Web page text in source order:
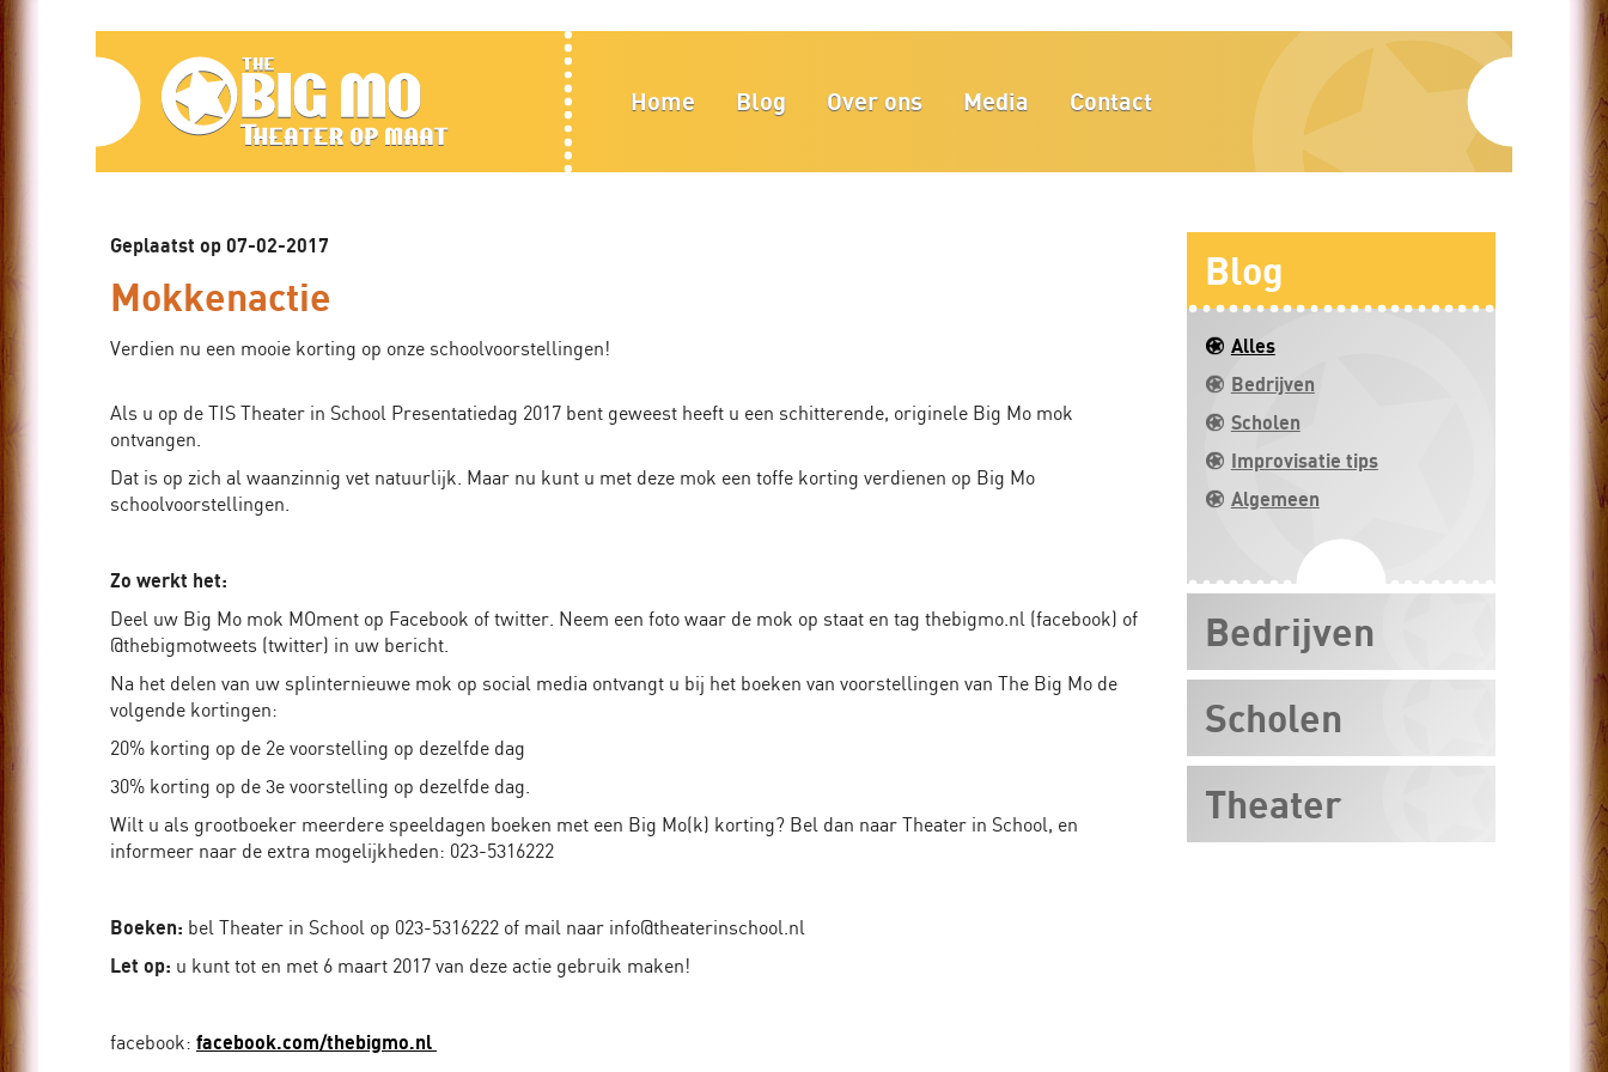
The
Big
Mo,
Theater
op
maat
Home Blog Over ons Media Contact
Geplaatst op 07-02-2017
Mokkenactie
Verdien nu een mooie korting op onze schoolvoorstellingen!
Als u op de TIS Theater in School Presentatiedag 2017 bent geweest heeft u een schitterende, originele Big Mo mok
ontvangen.
Dat is op zich al waanzinnig vet natuurlijk. Maar nu kunt u met deze mok een toffe korting verdienen op Big Mo
schoolvoorstellingen.
Zo werkt het:
Deel uw Big Mo mok MOment op Facebook of twitter. Neem een foto waar de mok op staat en tag thebigmo.nl (facebook) of
@thebigmotweets (twitter) in uw bericht.
Na het delen van uw splinternieuwe mok op social media ontvangt u bij het boeken van voorstellingen van The Big Mo de
volgende kortingen:
20% korting op de 2e voorstelling op dezelfde dag
30% korting op de 3e voorstelling op dezelfde dag.
Wilt u als grootboeker meerdere speeldagen boeken met een Big Mo(k) korting? Bel dan naar Theater in School, en
informeer naar de extra mogelijkheden: 023-5316222
Boeken: bel Theater in School op 023-5316222 of mail naar info@theaterinschool.nl
Let op: u kunt tot en met 6 maart 2017 van deze actie gebruik maken!
facebook: facebook.com/thebigmo.nl
Blog
Alles
Bedrijven
Scholen
Improvisatie tips
Algemeen
Bedrijven
Scholen
Theater
Improvisatie
Algemeen
Bedrijven